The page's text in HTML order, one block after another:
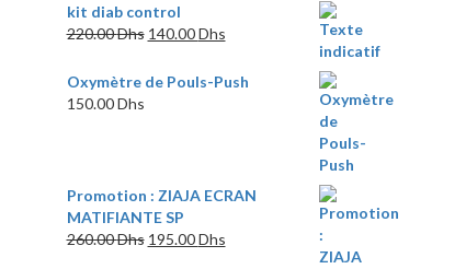
kit diab control
220.00Dhs Le
initial
140.00DhsLe
actuel
Oxymètre de Pouls-Push
150.00Dhs
Promotion : ZIAJA ECRAN
MATIFIANTE SP
260.00Dhs Le
195.00DhsLe